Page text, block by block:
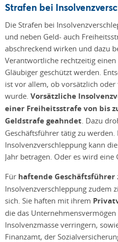
Strafen bei
Die Strafen bei
und neben Geld- auch
abschreckend wirken und dazu
Verantwortliche rechtzeitig
Gläubiger geschützt werden.
ist vor allem, ob vorsätzlich oder
wurde. Vorsätzliche
einer Freiheitsstrafe von bis
Geldstrafe geahndet . Dazu
Geschäftsführer tätig zu werden.
Insolvenzverschleppung kann
Jahr betragen. Oder es wird eine
Für haftende Geschäftsführer
Insolvenzverschleppung zudem
sich. Sie haften mit ihrem
die das
Insolvenzmasse verringern,
Finanzamt, der